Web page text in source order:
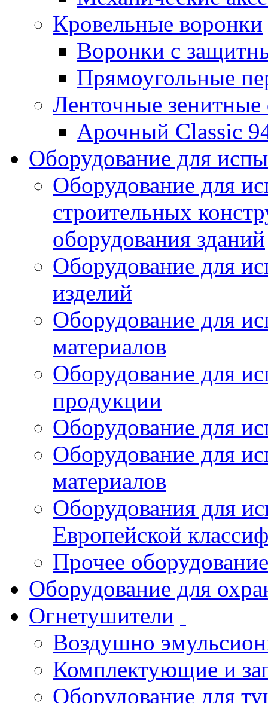
Кровельные воронки
Воронки с
Прямоугольные
Ленточные
Арочный Classic
Оборудование для
Оборудование для
строительных
оборудования зданий
Оборудование для
изделий
Оборудование для
материалов
Оборудование для
продукции
Оборудование для
Оборудование для
материалов
Оборудования для
Европейской
Прочее оборудование
Оборудование для
Огнетушители
Воздушно
Комплектующие и
Оборудование для